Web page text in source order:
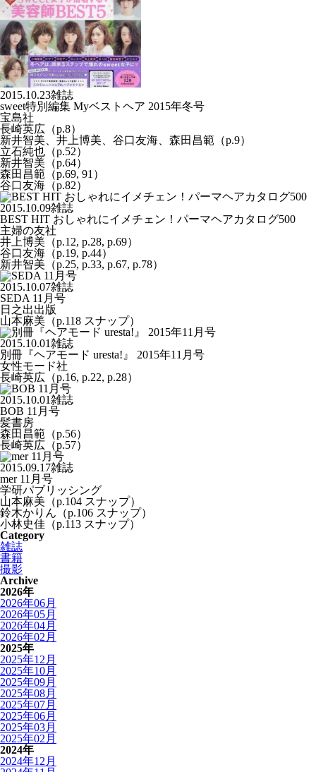
2015.10.23雑誌
sweet特別編集 Myベストヘア 2015年冬号
宝島社
長崎英広（p.8）
新井智美、井上博美、谷口友海、森田昌範（p.9）
立石純也（p.52）
新井智美（p.64）
森田昌範（p.69, 91）
谷口友海（p.82）
2015.10.09雑誌
BEST HIT おしゃれにイメチェン！パーマヘアカタログ500
主婦の友社
井上博美（p.12, p.28, p.69）
谷口友海（p.19, p.44）
新井智美（p.25, p.33, p.67, p.78）
2015.10.07雑誌
SEDA 11月号
日之出出版
山本麻美（p.118 スナップ）
2015.10.01雑誌
別冊『ヘアモード uresta!』 2015年11月号
女性モード社
長崎英広（p.16, p.22, p.28）
2015.10.01雑誌
BOB 11月号
髪書房
森田昌範（p.56）
長崎英広（p.57）
2015.09.17雑誌
mer 11月号
学研パブリッシング
山本麻美（p.104 スナップ）
鈴木かりん（p.106 スナップ）
小林史佳（p.113 スナップ）
Category
雑誌
書籍
撮影
Archive
2026年
2026年06月
2026年05月
2026年04月
2026年02月
2025年
2025年12月
2025年10月
2025年09月
2025年08月
2025年07月
2025年06月
2025年03月
2025年02月
2024年
2024年12月